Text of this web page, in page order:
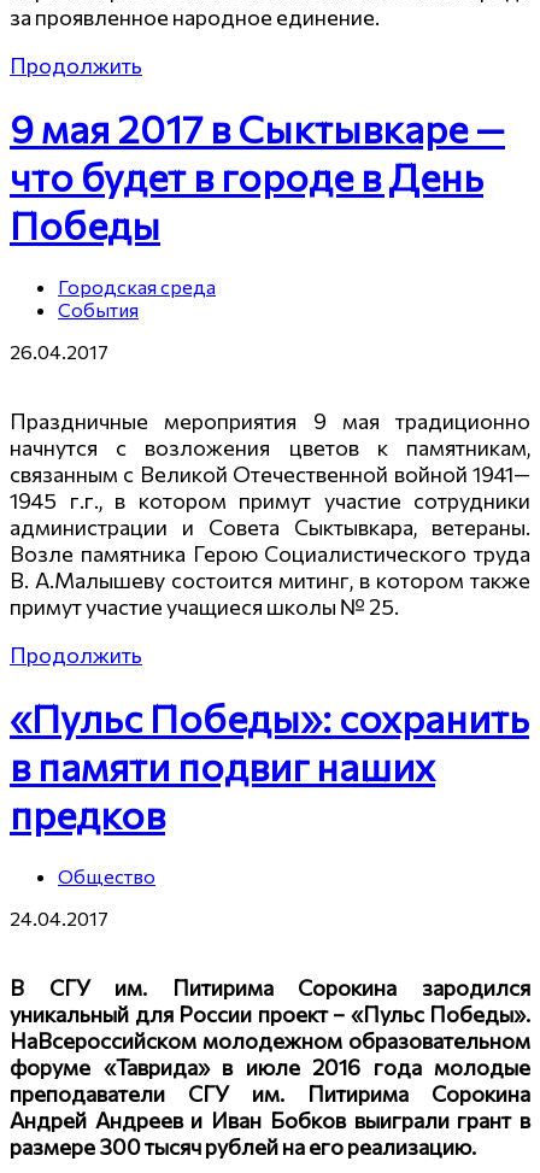
за проявленное народное единение.
Продолжить
9 мая 2017 в Сыктывкаре —
что будет в городе в День
Победы
Городская среда
События
26.04.2017
Праздничные мероприятия 9 мая традиционно
начнутся с возложения цветов к памятникам,
связанным с Великой Отечественной войной 1941—
1945 г.г., в котором примут участие сотрудники
администрации и Совета Сыктывкара, ветераны.
Возле памятника Герою Социалистического труда
В. А.Малышеву состоится митинг, в котором также
примут участие учащиеся школы № 25.
Продолжить
«Пульс Победы»: сохранить
в памяти подвиг наших
предков
Общество
24.04.2017
В СГУ им. Питирима Сорокина зародился
уникальный для России проект – «Пульс Победы».
НаВсероссийском молодежном образовательном
форуме «Таврида» в июле 2016 года молодые
преподаватели СГУ им. Питирима Сорокина
Андрей Андреев и Иван Бобков выиграли грант в
размере 300 тысяч рублей на его реализацию.